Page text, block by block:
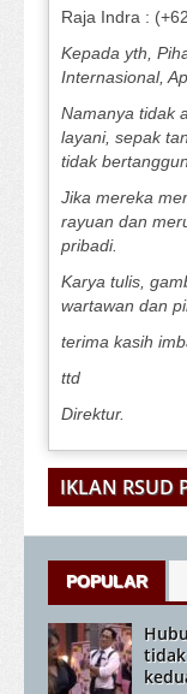
Raja Indra :
Kepada yth,
Internasional,
Namanya tidak
layani, sepak
tidak
Jika mereka
rayuan dan
pribadi.
Karya tulis,
wartawan dan
terima kasih
ttd
Direktur.
IKLAN RSUD
POPULAR